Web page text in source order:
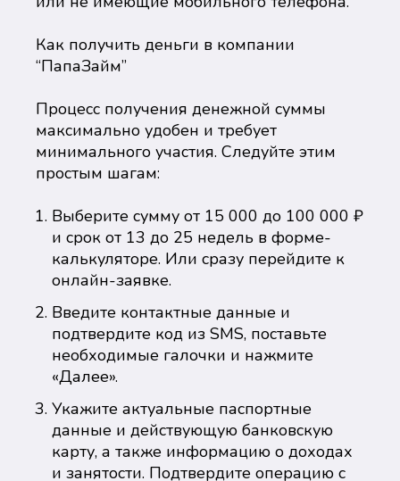
Как получить деньги в компании
“ПапаЗайм”
Процесс получения денежной суммы
максимально удобен и требует
минимального участия. Следуйте этим
простым шагам:
Выберите сумму от 15 000 до 100 000 ₽
и срок от 13 до 25 недель в форме-
калькуляторе. Или сразу перейдите к
онлайн-заявке.
Введите контактные данные и
подтвердите код из SMS, поставьте
необходимые галочки и нажмите
«Далее».
Укажите актуальные паспортные
данные и действующую банковскую
карту, а также информацию о доходах
и занятости. Подтвердите операцию с